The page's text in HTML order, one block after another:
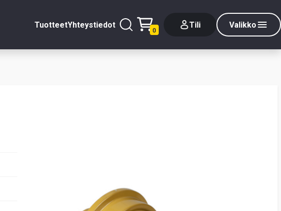
TuotteetYhteystiedot
0
Tili Valikko